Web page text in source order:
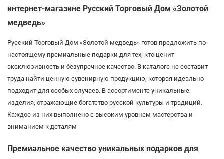
интернет-магазине Русский Торговый Дом «Золотой
медведь»
Русский Торговый Дом «Золотой медведь» готов предложить по-
настоящему премиальные подарки для тех, кто ценит
эксклюзивность и безупречное качество. В каталоге не составит
труда найти ценную сувенирную продукцию, которая идеально
подходит для особых случаев. В ассортименте уникальные
изделия, отражающие богатство русской культуры и традиций.
Каждое из них выполнено с высоким уровнем мастерства и
вниманием к деталям
Премиальное качество уникальных подарков для